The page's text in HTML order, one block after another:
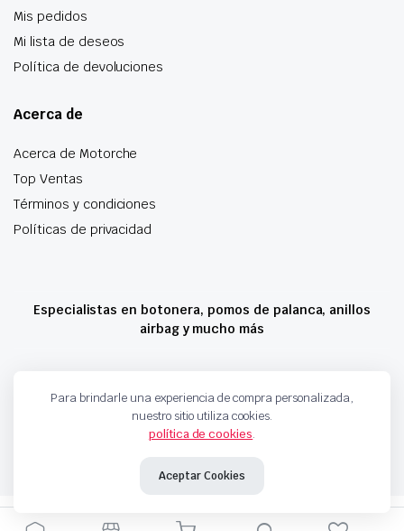
Mis pedidos
Mi lista de deseos
Política de devoluciones
Acerca de
Acerca de Motorche
Top Ventas
Términos y condiciones
Políticas de privacidad
Especialistas en botonera, pomos de palanca, anillos
airbag y mucho más
Copyright 2024 © Motorche Autoparts. Todos los derechos reservados
Para brindarle una experiencia de compra personalizada,
nuestro sitio utiliza cookies.
política de cookies.
Aceptar Cookies